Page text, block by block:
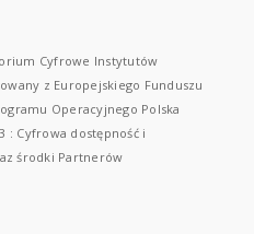
Cyfrowe Instytutów
z Europejskiego Funduszu
Operacyjnego Polska
: Cyfrowa dostępność i
środki Partnerów